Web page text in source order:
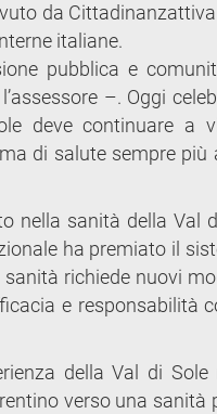
da
italiane.
pubblica e
–. Oggi
deve continuare a
di salute sempre più
nella sanità della Val
ha premiato il
richiede nuovi
e responsabilità
della Val di
verso una sanità